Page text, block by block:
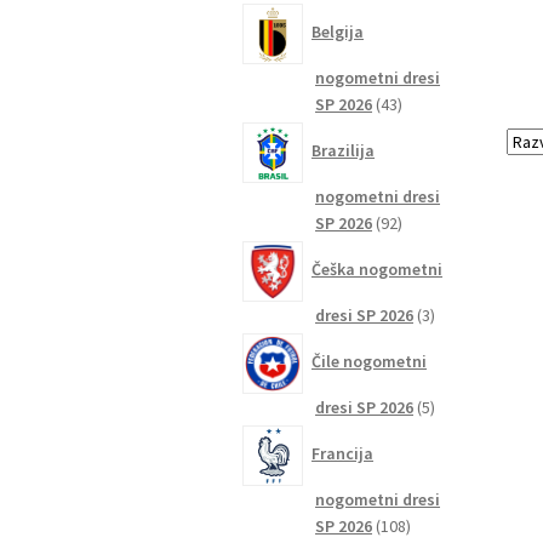
Belgija
nogometni dresi
SP 2026 4343
Brazilija
nogometni dresi
SP 2026 9292
Češka nogometni
dresi SP 2026 33
Čile nogometni
dresi SP 2026 55
Francija
nogometni dresi
SP 2026 108108